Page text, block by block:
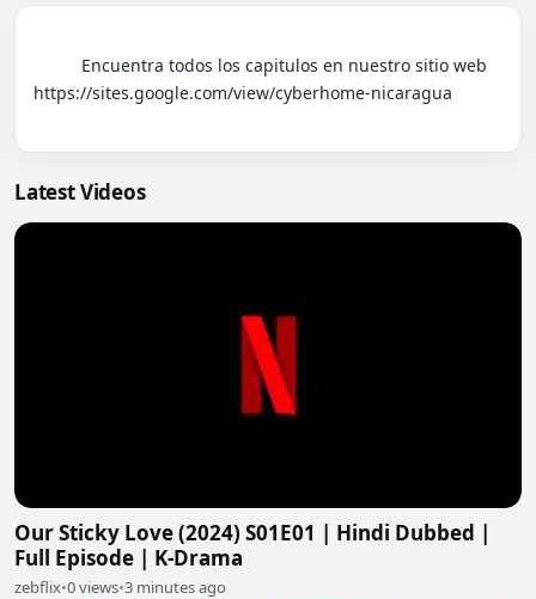
https://sites.google.com/view/cyberhome-nicaragua
Latest Videos
Our Sticky Love (2024) S01E01 | Hindi Dubbed |
Full Episode | K-Drama
zebflix•0 views•3 minutes ago